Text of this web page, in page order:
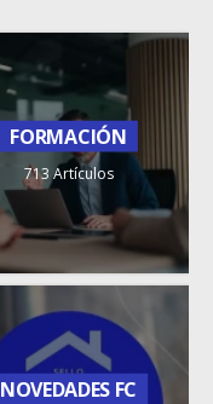
FORMACIÓN
713 Artículos
NOVEDADES FC